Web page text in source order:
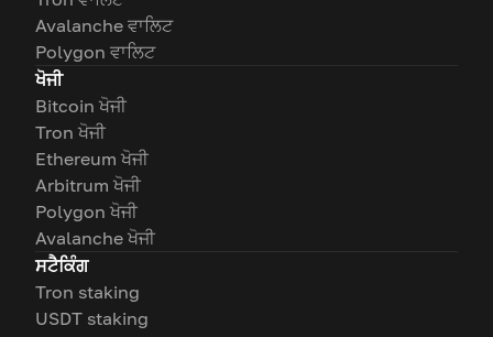
Avalanche ਵਾਲਿਟ
Polygon ਵਾਲਿਟ
ਖੋਜੀ
Bitcoin ਖੋਜੀ
Tron ਖੋਜੀ
Ethereum ਖੋਜੀ
Arbitrum ਖੋਜੀ
Polygon ਖੋਜੀ
Avalanche ਖੋਜੀ
ਸਟੈਕਿੰਗ
Tron staking
USDT staking